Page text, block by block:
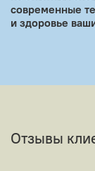
современные
и здоровье
Отзывы